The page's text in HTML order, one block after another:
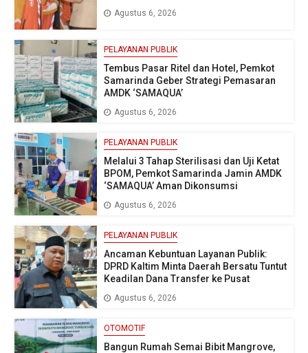
Agustus 6, 2026
PELAYANAN PUBLIK
Tembus Pasar Ritel dan Hotel, Pemkot
Samarinda Geber Strategi Pemasaran
AMDK ‘SAMAQUA’
Agustus 6, 2026
PELAYANAN PUBLIK
Melalui 3 Tahap Sterilisasi dan Uji Ketat
BPOM, Pemkot Samarinda Jamin AMDK
‘SAMAQUA’ Aman Dikonsumsi
Agustus 6, 2026
PELAYANAN PUBLIK
Ancaman Kebuntuan Layanan Publik:
DPRD Kaltim Minta Daerah Bersatu Tuntut
Keadilan Dana Transfer ke Pusat
Agustus 6, 2026
OTOMOTIF
Bangun Rumah Semai Bibit Mangrove,